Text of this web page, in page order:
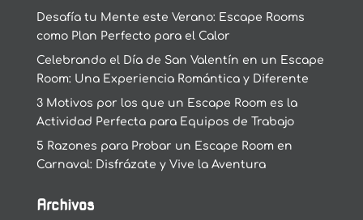
Desafía tu Mente este Verano: Escape Rooms
como Plan Perfecto para el Calor
Celebrando el Día de San Valentín en un Escape
Room: Una Experiencia Romántica y Diferente
3 Motivos por los que un Escape Room es la
Actividad Perfecta para Equipos de Trabajo
5 Razones para Probar un Escape Room en
Carnaval: Disfrázate y Vive la Aventura
Archivos